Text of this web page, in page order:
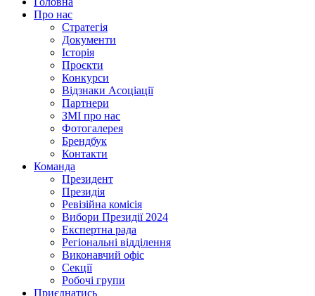
Про нас
Стратегія
Документи
Історія
Проєкти
Конкурси
Відзнаки Асоціації
Партнери
ЗМІ про нас
Фотогалерея
Брендбук
Контакти
Команда
Президент
Президія
Ревізійна комісія
Вибори Президії 2024
Експертна рада
Регіональні відділення
Виконавчий офіс
Секції
Робочі групи
Приєднатись